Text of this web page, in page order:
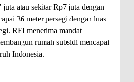
juta atau sekitar Rp7 juta dengan
36 meter persegi dengan luas
REI menerima mandat
rumah subsidi mencapai
Indonesia.